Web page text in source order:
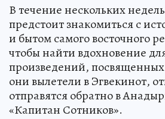
В течение нескольких
предстоит знакомиться с
и бытом самого восточного
чтобы найти вдохновение
произведений,
они вылетели в Эгвекинот,
отправятся обратно в
«Капитан Сотников».